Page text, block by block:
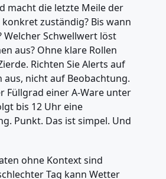
macht die letzte Meile der
konkret zuständig? Bis wann
Welcher Schwellwert löst
aus? Ohne klare Rollen
Richten Sie Alerts auf
aus, nicht auf Beobachtung.
Füllgrad einer A-Ware unter
bis 12 Uhr eine
Punkt. Das ist simpel. Und
ohne Kontext sind
Tag kann Wetter